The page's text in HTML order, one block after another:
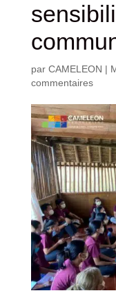
par CAMELEON |
commentaires